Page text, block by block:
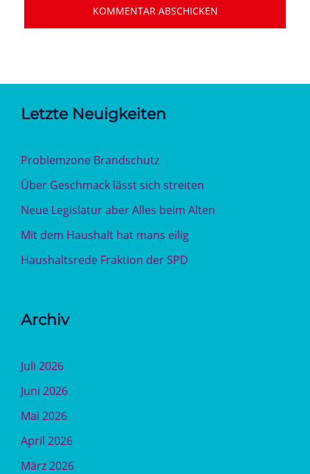
Letzte Neuigkeiten
Problemzone Brandschutz
Über Geschmack lässt sich streiten
Neue Legislatur aber Alles beim Alten
Mit dem Haushalt hat mans eilig
Haushaltsrede Fraktion der SPD
Archiv
Juli 2026
Juni 2026
Mai 2026
April 2026
März 2026